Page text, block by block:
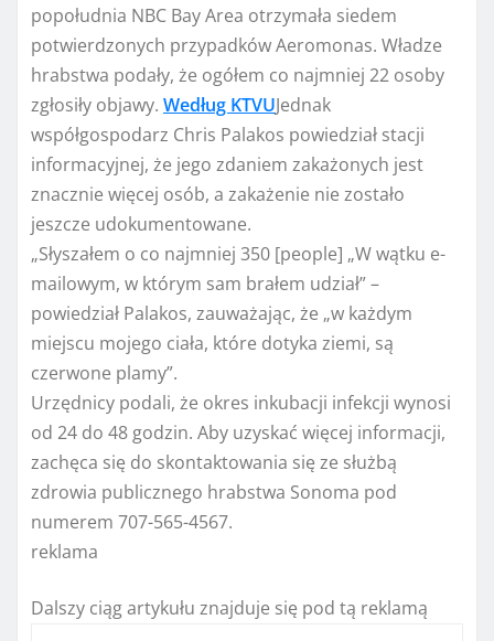
popołudnia NBC Bay Area otrzymała siedem
potwierdzonych przypadków Aeromonas. Władze
hrabstwa podały, że ogółem co najmniej 22 osoby
zgłosiły objawy. Według KTVUJednak
współgospodarz Chris Palakos powiedział stacji
informacyjnej, że jego zdaniem zakażonych jest
znacznie więcej osób, a zakażenie nie zostało
jeszcze udokumentowane.
„Słyszałem o co najmniej 350 [people] „W wątku e-
mailowym, w którym sam brałem udział” –
powiedział Palakos, zauważając, że „w każdym
miejscu mojego ciała, które dotyka ziemi, są
czerwone plamy”.
Urzędnicy podali, że okres inkubacji infekcji wynosi
od 24 do 48 godzin. Aby uzyskać więcej informacji,
zachęca się do skontaktowania się ze służbą
zdrowia publicznego hrabstwa Sonoma pod
numerem 707-565-4567.
reklama
Dalszy ciąg artykułu znajduje się pod tą reklamą